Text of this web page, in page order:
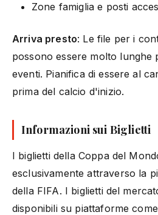
Zone famiglia e posti
Arriva presto: Le file per i
possono essere molto lunghe
eventi. Pianifica di essere al
prima del calcio d'inizio.
Informazioni sui Biglietti
I biglietti della Coppa del
esclusivamente attraverso la
della FIFA. I biglietti del
disponibili su piattaforme